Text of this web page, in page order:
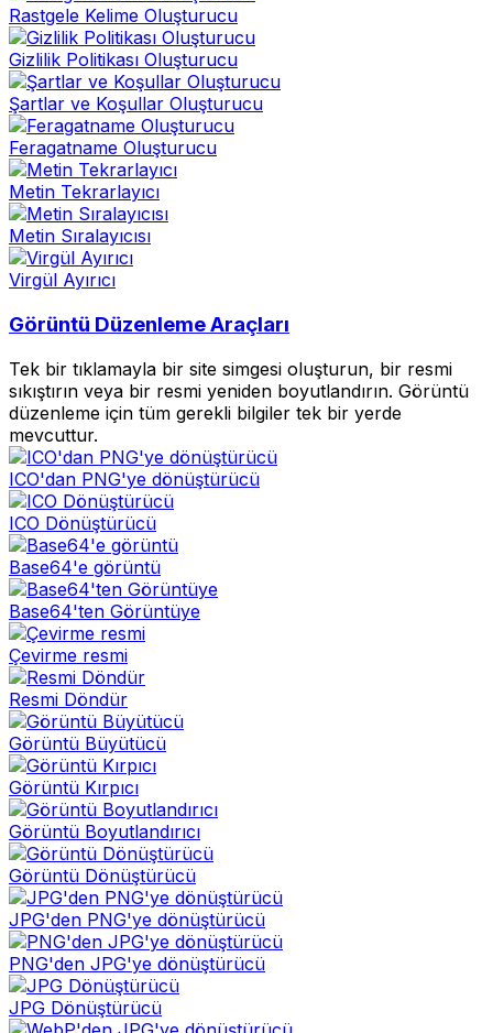
Rastgele Kelime Oluşturucu
Gizlilik Politikası Oluşturucu
Şartlar ve Koşullar Oluşturucu
Feragatname Oluşturucu
Metin Tekrarlayıcı
Metin Sıralayıcısı
Virgül Ayırıcı
Görüntü Düzenleme Araçları
Tek bir tıklamayla bir site simgesi oluşturun, bir resmi
sıkıştırın veya bir resmi yeniden boyutlandırın. Görüntü
düzenleme için tüm gerekli bilgiler tek bir yerde
mevcuttur.
ICO'dan PNG'ye dönüştürücü
ICO Dönüştürücü
Base64'e görüntü
Base64'ten Görüntüye
Çevirme resmi
Resmi Döndür
Görüntü Büyütücü
Görüntü Kırpıcı
Görüntü Boyutlandırıcı
Görüntü Dönüştürücü
JPG'den PNG'ye dönüştürücü
PNG'den JPG'ye dönüştürücü
JPG Dönüştürücü